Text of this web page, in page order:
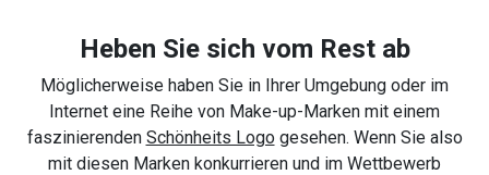
Heben Sie sich vom Rest ab
Möglicherweise haben Sie in Ihrer Umgebung oder im
Internet eine Reihe von Make-up-Marken mit einem
faszinierenden Schönheits Logogesehen. Wenn Sie also
mit diesen Marken konkurrieren und im Wettbewerb